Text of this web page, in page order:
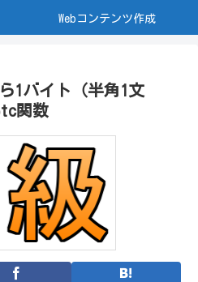
Webコンテンツ作成
1バイト（半角1文
関数